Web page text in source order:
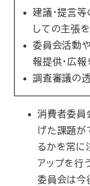
建議・提言
しての主張
委員会活動
報提供・広報
調査審議の
消費者委員
げた課題が
るかを常に
アップを行
委員会は今